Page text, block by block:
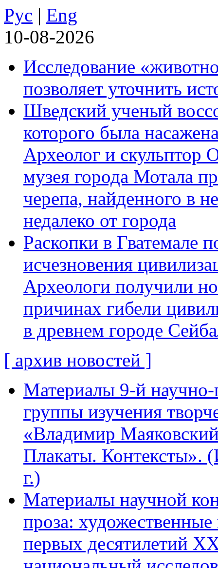
Рус | Eng
10-08-2026
Исследование
позволяет уточнить
Шведский ученый
которого была
Археолог и скульптор
музея города Мотала
черепа, найденного в
недалеко от города
Раскопки в Гватемале
исчезновения
Археологи получили
причинах гибели
в древнем городе
[ архив новостей ]
Материалы 9-й научно-
группы изучения
«Владимир
Плакаты.
г.)
Материалы научной
проза: художественные
первых десятилетий